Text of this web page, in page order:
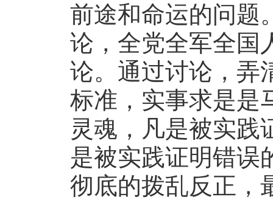
前途和命运的问题
论，全党全军全国
论。通过讨论，弄
标准，实事求是是
灵魂，凡是被实践
是被实践证明错误
彻底的拨乱反正，